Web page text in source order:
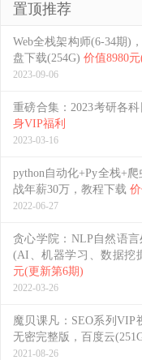
置顶推荐
Web全栈架构师(6-34期)
盘下载(254G) 价值8980
2023-09-06
重磅合集：2023考研各
身VIP福利
2023-03-16
python自动化+Py全栈+
战年薪30万，教程下载
2022-06-27
贪心学院：NLP自然语
(AI、机器学习、数据挖
元(更新第6期)
2022-03-26
魔贝课凡：SEO系列VIP
无密完整版，百度云
2021-08-26